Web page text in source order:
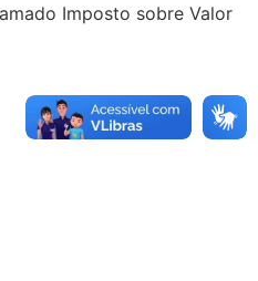
Imposto sobre Valor